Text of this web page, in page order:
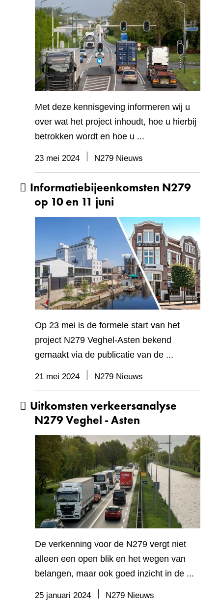
Met deze kennisgeving informeren wij u
over wat het project inhoudt, hoe u hierbij
betrokken wordt en hoe u ...
23 mei 2024 N279 Nieuws
Informatiebijeenkomsten N279
op 10 en 11 juni
Op 23 mei is de formele start van het
project N279 Veghel-Asten bekend
gemaakt via de publicatie van de ...
21 mei 2024 N279 Nieuws
Uitkomsten verkeersanalyse
N279 Veghel - Asten
De verkenning voor de N279 vergt niet
alleen een open blik en het wegen van
belangen, maar ook goed inzicht in de ...
25 januari 2024 N279 Nieuws